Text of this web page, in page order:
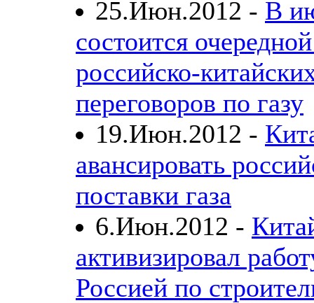
25.Июн.2012 - В
состоится
российско-
переговоров по газу
19.Июн.2012 -
авансировать
поставки газа
6.Июн.2012 -
активизировал
Россией по